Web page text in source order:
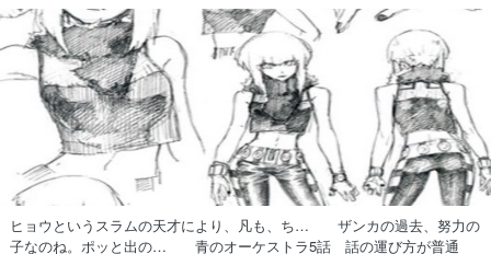
ヒョウというスラムの天才により、凡も、ち… ザンカの過去、努力の
子なのね。ポッと出の… 青のオーケストラ5話 話の運び方が普通